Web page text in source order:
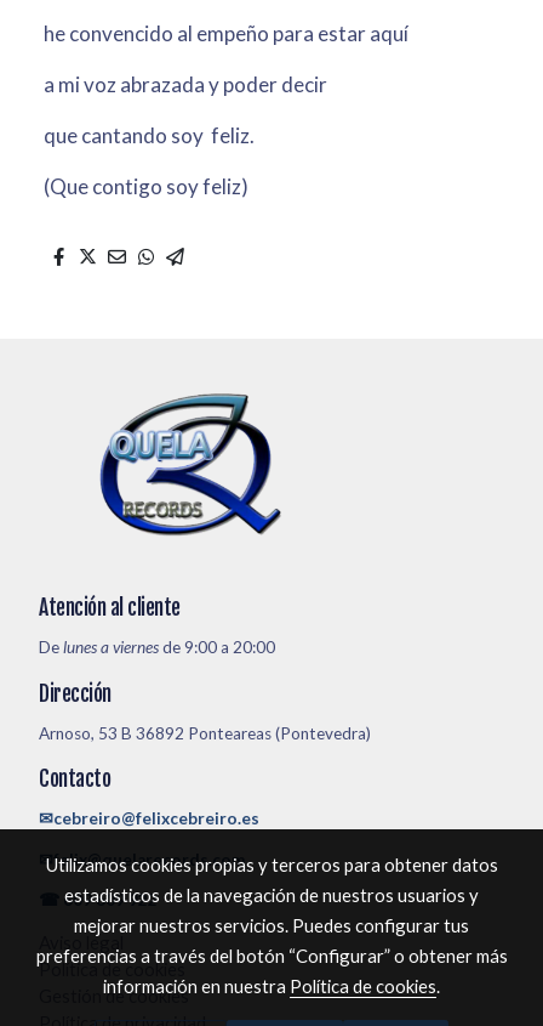
he convencido al empeño para estar aquí
a mi voz abrazada y poder decir
que cantando soy feliz.
(Que contigo soy feliz)
Atención al cliente
Delunes a viernesde 9:00 a 20:00
Dirección
Arnoso, 53 B 36892 Ponteareas (Pontevedra)
Contacto
✉cebreiro@felixcebreiro.es
✉felix@quelarecords.com
☎ 609 609 922
Aviso legal
Política de cookies
Gestión de cookies
Utilizamos cookies propias y terceros para obtener datos
estadísticos de la navegación de nuestros usuarios y
mejorar nuestros servicios. Puedes configurar tus
preferencias a través del botón “Configurar” o obtener más
información en nuestra Política de cookies.